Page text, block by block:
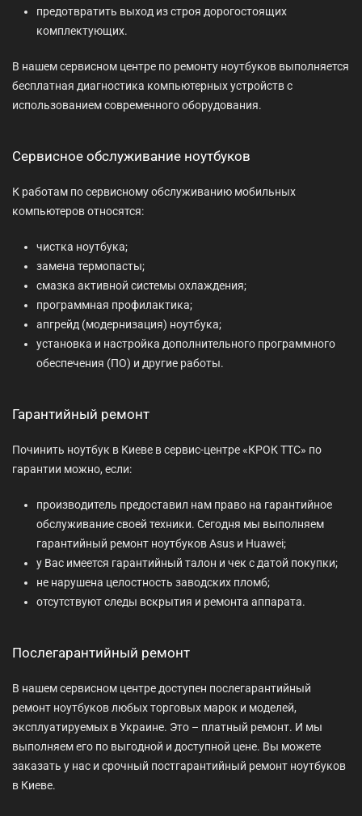
предотвратить выход из строя дорогостоящих
комплектующих.
В нашем сервисном центре по ремонту ноутбуков выполняется
бесплатная диагностика компьютерных устройств с
использованием современного оборудования.
Сервисное обслуживание ноутбуков
К работам по сервисному обслуживанию мобильных
компьютеров относятся:
чистка ноутбука;
замена термопасты;
смазка активной системы охлаждения;
программная профилактика;
апгрейд (модернизация) ноутбука;
установка и настройка дополнительного программного
обеспечения (ПО) и другие работы.
Гарантийный ремонт
Починить ноутбук в Киеве в сервис-центре «КРОК ТТС» по
гарантии можно, если:
производитель предоставил нам право на гарантийное
обслуживание своей техники. Сегодня мы выполняем
гарантийный ремонт ноутбуков Asus и Huawei;
у Вас имеется гарантийный талон и чек с датой покупки;
не нарушена целостность заводских пломб;
отсутствуют следы вскрытия и ремонта аппарата.
Послегарантийный ремонт
В нашем сервисном центре доступен послегарантийный
ремонт ноутбуков любых торговых марок и моделей,
эксплуатируемых в Украине. Это – платный ремонт. И мы
выполняем его по выгодной и доступной цене. Вы можете
заказать у нас и срочный постгарантийный ремонт ноутбуков
в Киеве.